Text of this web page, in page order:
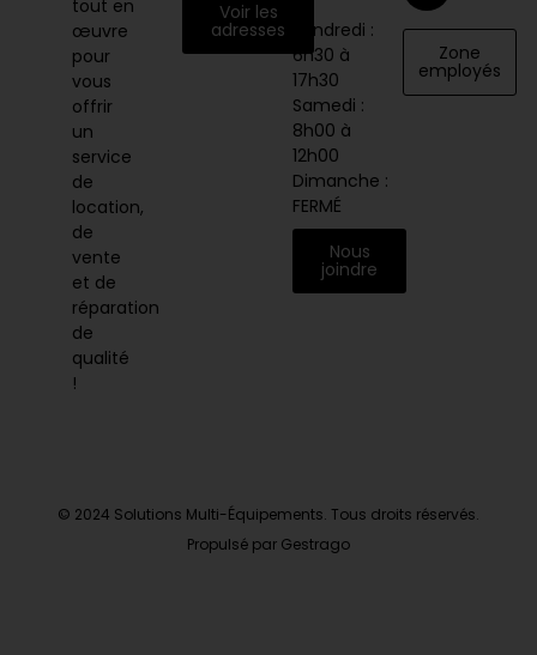
tout en
œuvre
pour
vous
offrir
un
service
de
location,
de
vente
et de
réparation
de
qualité
!
Voir les
adresses
vendredi :
6h30 à
17h30
Samedi :
8h00 à
12h00
Dimanche :
FERMÉ
Nous
joindre
Zone
employés
© 2024 Solutions Multi-Équipements. Tous droits réservés.
Propulsé par Gestrago